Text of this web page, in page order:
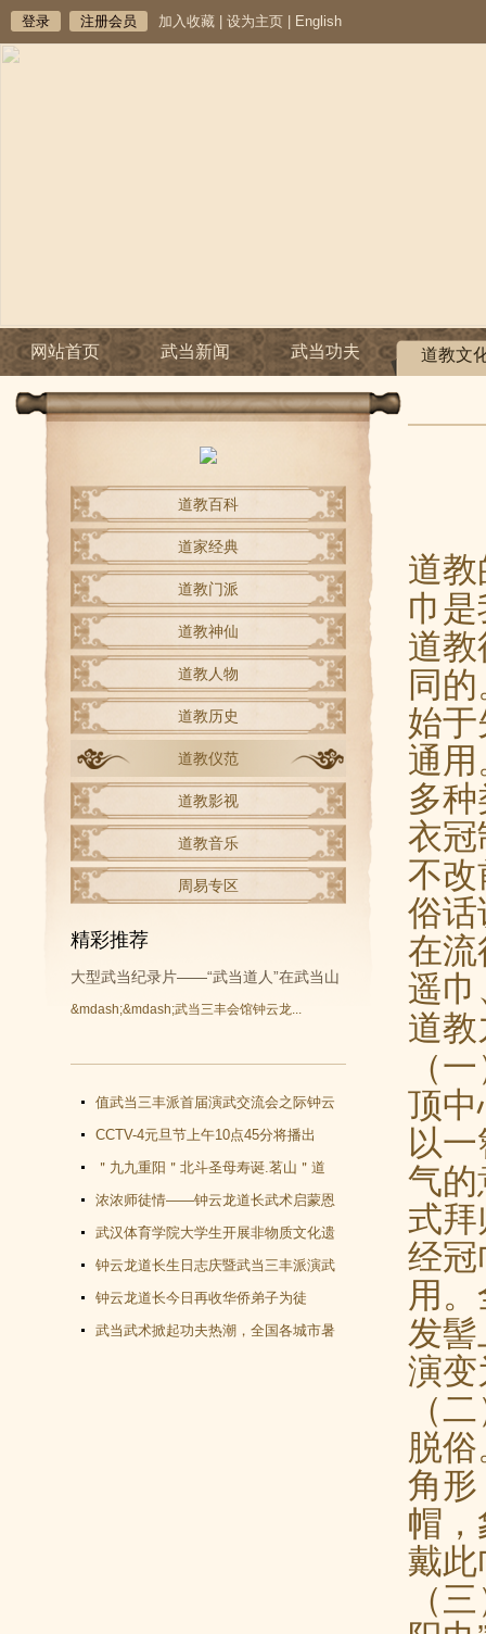
登录 注册会员 加入收藏 设为主页 English
网站首页 武当新闻 武当功夫 道教文
道教百科
道家经典
道教门派
道教神仙
道教人物
道教历史
道教仪范
道教影视
道教音乐
周易专区
精彩推荐
大型武当纪录片——“武当道人”在武当山
&mdash;&mdash;武当三丰会馆钟云龙...
值武当三丰派首届演武交流会之际钟云
龙道长再收新徒
CCTV-4元旦节上午10点45分将播出
《武当功夫传人 钟云龙》纪录片
＂九九重阳＂北斗圣母寿诞.茗山＂道
教文化＂汇演圆满谢幕
浓浓师徒情——钟云龙道长武术启蒙恩
师千里赴武当会面
武汉体育学院大学生开展非物质文化遗
产（武当武术）调查活动
钟云龙道长生日志庆暨武当三丰派演武
交流大会成功举办
钟云龙道长今日再收华侨弟子为徒
武当武术掀起功夫热潮，全国各城市暑
道
巾
道
同
始
通
多
衣
不
俗
在
遥
道
（
顶
以
气
式
经
用
发
演
（
脱
角
帽
戴
（